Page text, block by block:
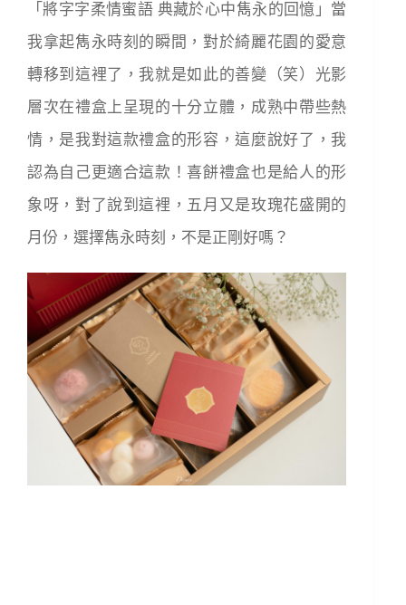
「將字字柔情蜜語 典藏於心中雋永的回憶」當
我拿起雋永時刻的瞬間，對於綺麗花園的愛意
轉移到這裡了，我就是如此的善變（笑）光影
層次在禮盒上呈現的十分立體，成熟中帶些熱
情，是我對這款禮盒的形容，這麼說好了，我
認為自己更適合這款！喜餅禮盒也是給人的形
象呀，對了說到這裡，五月又是玫瑰花盛開的
月份，選擇雋永時刻，不是正剛好嗎？